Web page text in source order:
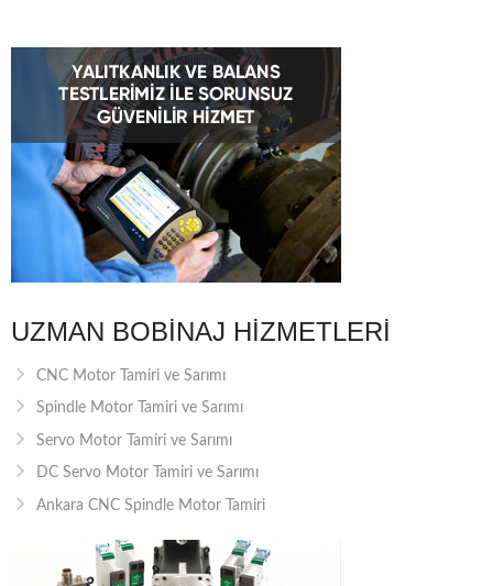
UZMAN BOBINAJ HIZMETLERI
CNC Motor Tamiri ve Sarımı
Spindle Motor Tamiri ve Sarımı
Servo Motor Tamiri ve Sarımı
DC Servo Motor Tamiri ve Sarımı
Ankara CNC Spindle Motor Tamiri